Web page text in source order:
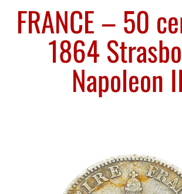
FRANCE – 50
1864
Napoleon